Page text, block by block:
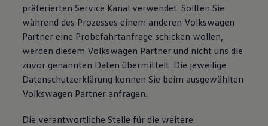
präferierten Service Kanal verwendet. Sollten Sie
während des Prozesses einem anderen Volkswagen
Partner eine Probefahrtanfrage schicken wollen,
werden diesem Volkswagen Partner und nicht uns die
zuvor genannten Daten übermittelt. Die jeweilige
Datenschutzerklärung können Sie beim ausgewählten
Volkswagen Partner anfragen.
Die verantwortliche Stelle für die weitere